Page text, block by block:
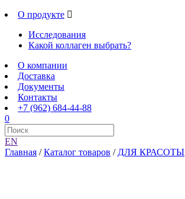
О продукте
Исследования
Какой коллаген выбрать?
О компании
Доставка
Документы
Контакты
+7 (962) 684-44-88
0
EN
Главная /Каталог товаров / ДЛЯ КРАСОТЫ